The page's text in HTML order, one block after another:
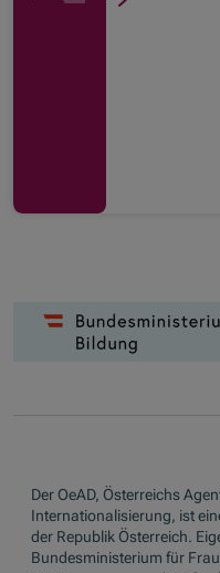
Der OeAD, Österreichs
Internationalisierung, ist
der Republik Österreich.
Bundesministerium für